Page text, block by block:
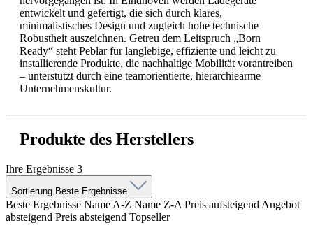
entwickelt und gefertigt, die sich durch klares,
minimalistisches Design und zugleich hohe technische
Robustheit auszeichnen. Getreu dem Leitspruch „Born
Ready“ steht Peblar für langlebige, effiziente und leicht zu
installierende Produkte, die nachhaltige Mobilität vorantreiben
– unterstützt durch eine teamorientierte, hierarchiearme
Unternehmenskultur.
Produkte des Herstellers
Ihre Ergebnisse 3
Sortierung Beste Ergebnisse
Beste Ergebnisse Name A-Z Name Z-A Preis aufsteigend Angebot
absteigend Preis absteigend Topseller